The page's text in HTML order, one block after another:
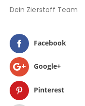
Dein Zierstoff Team
Facebook
Google+
Pinterest